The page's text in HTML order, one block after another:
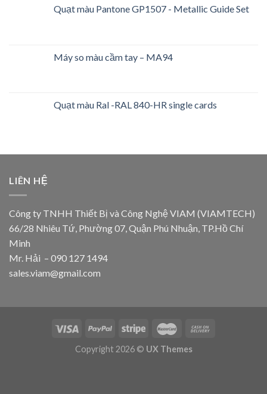
Quạt màu Pantone GP1507 - Metallic Guide Set
Máy so màu cầm tay – MA94
Quạt màu Ral -RAL 840-HR single cards
LIÊN HỆ
Công ty TNHH Thiết Bị và Công Nghệ VIAM (VIAMTECH)
66/28 Nhiêu Tứ, Phường 07, Quận Phú Nhuận, TP.Hồ Chí
Minh
Mr. Hải – 090 127 1494
sales.viam@gmail.com
Copyright 2026 © UX Themes